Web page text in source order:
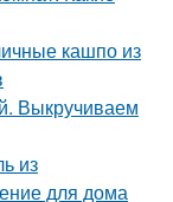
кашпо из
Выкручиваем
из
для дома